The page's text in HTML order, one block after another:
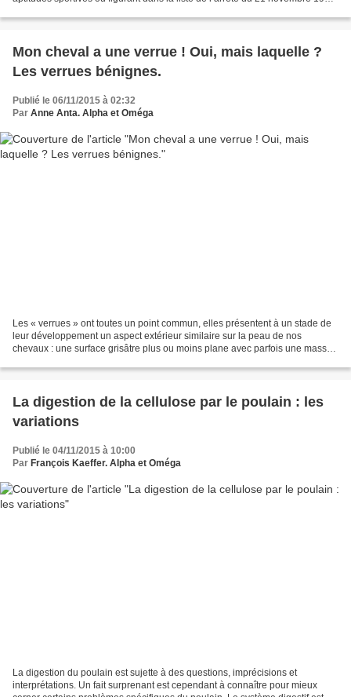
Mon cheval a une verrue ! Oui, mais laquelle ?
Les verrues bénignes.
Publié le 06/11/2015 à 02:32
Par Anne Anta. Alpha et Oméga
Les « verrues » ont toutes un point commun, elles présentent à un stade de
leur développement un aspect extérieur similaire sur la peau de nos
chevaux : une surface grisâtre plus ou moins plane avec parfois une masse
La digestion de la cellulose par le poulain : les
variations
Publié le 04/11/2015 à 10:00
Par François Kaeffer. Alpha et Oméga
La digestion du poulain est sujette à des questions, imprécisions et
interprétations. Un fait surprenant est cependant à connaître pour mieux